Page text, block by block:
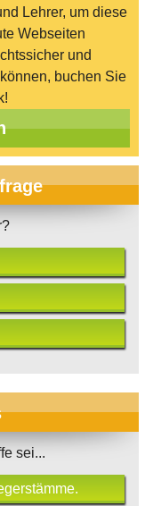
Lehrer, um diese
Webseiten
und
buchen Sie
sei...